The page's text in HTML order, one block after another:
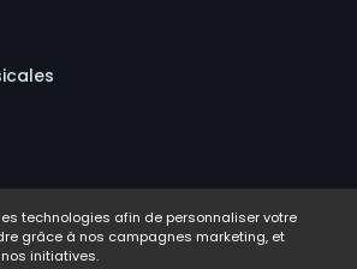
technologies afin de personnaliser votre
grâce à nos campagnes marketing, et
initiatives.